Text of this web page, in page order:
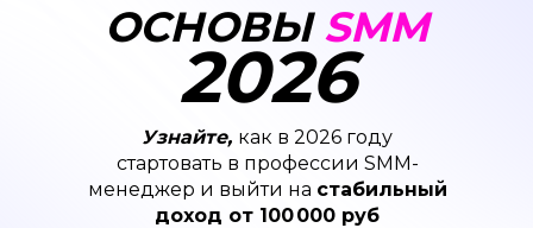
ОСНОВЫSMM
Узнайте, как в 2026 году
стартовать в профессии SMM-
менеджер и выйти на стабильный
доход от 100 000 руб
2026